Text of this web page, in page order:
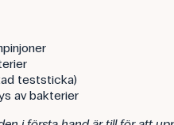
teststicka)
av bakterier